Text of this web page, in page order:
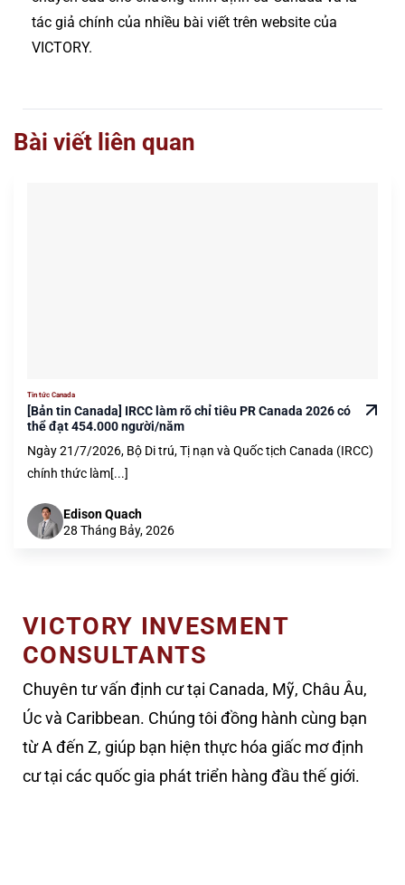
tác giả chính của nhiều bài viết trên website của
VICTORY.
Bài viết liên quan
Tin tức Canada
[Bản tin Canada] IRCC làm rõ chỉ tiêu PR Canada 2026 có
thể đạt 454.000 người/năm
Ngày 21/7/2026, Bộ Di trú, Tị nạn và Quốc tịch Canada (IRCC)
chính thức làm[...]
Edison Quach
28 Tháng Bảy, 2026
VICTORY INVESMENT
CONSULTANTS
Chuyên tư vấn định cư tại Canada, Mỹ, Châu Âu,
Úc và Caribbean. Chúng tôi đồng hành cùng bạn
từ A đến Z, giúp bạn hiện thực hóa giấc mơ định
cư tại các quốc gia phát triển hàng đầu thế giới.